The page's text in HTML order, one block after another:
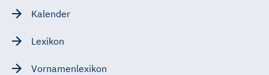
Kalender
Lexikon
Vornamenlexikon